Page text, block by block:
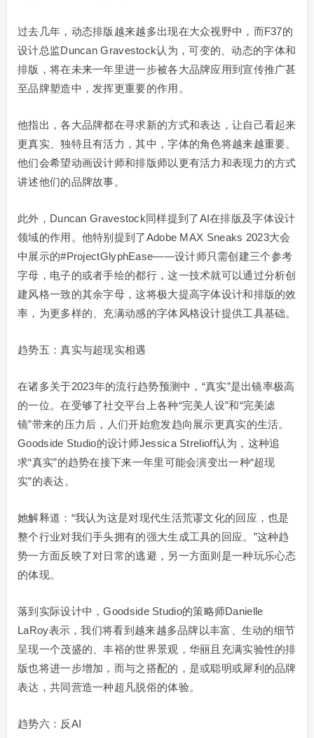
过去几年，动态排版越来越多出现在大众视野中，而F37的
设计总监Duncan Gravestock认为，可变的、动态的字体和
排版，将在未来一年里进一步被各大品牌应用到宣传推广甚
至品牌塑造中，发挥更重要的作用。
他指出，各大品牌都在寻求新的方式和表达，让自己看起来
更真实、独特且有活力，其中，字体的角色将越来越重要。
他们会希望动画设计师和排版师以更有活力和表现力的方式
讲述他们的品牌故事。
此外，Duncan Gravestock同样提到了AI在排版及字体设计
领域的作用。他特别提到了Adobe MAX Sneaks 2023大会
中展示的#ProjectGlyphEase——设计师只需创建三个参考
字母，电子的或者手绘的都行，这一技术就可以通过分析创
建风格一致的其余字母，这将极大提高字体设计和排版的效
率，为更多样的、充满动感的字体风格设计提供工具基础。
趋势五：真实与超现实相遇
在诸多关于2023年的流行趋势预测中，“真实”是出镜率极高
的一位。在受够了社交平台上各种“完美人设”和“完美滤
镜”带来的压力后，人们开始愈发趋向展示更真实的生活。
Goodside Studio的设计师Jessica Strelioff认为，这种追
求“真实”的趋势在接下来一年里可能会演变出一种“超现
实”的表达。
她解释道：“我认为这是对现代生活荒谬文化的回应，也是
整个行业对我们手头拥有的强大生成工具的回应。”这种趋
势一方面反映了对日常的逃避，另一方面则是一种玩乐心态
的体现。
落到实际设计中，Goodside Studio的策略师Danielle
LaRoy表示，我们将看到越来越多品牌以丰富、生动的细节
呈现一个茂盛的、丰裕的世界景观，华丽且充满实验性的排
版也将进一步增加，而与之搭配的，是或聪明或犀利的品牌
表达，共同营造一种超凡脱俗的体验。
趋势六：反AI